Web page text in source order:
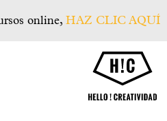
online, HAZ CLIC AQUÍ